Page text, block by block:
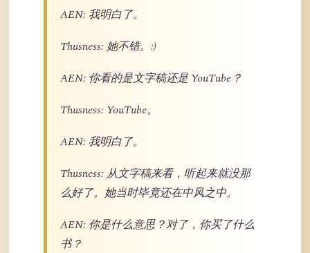
AEN: 我明白了。
Thusness: 她不错。:)
AEN: 你看的是文字稿还是 YouTube？
Thusness: YouTube。
AEN: 我明白了。
Thusness: 从文字稿来看，听起来就没那
么好了。她当时毕竟还在中风之中。
AEN: 你是什么意思？对了，你买了什么
书？